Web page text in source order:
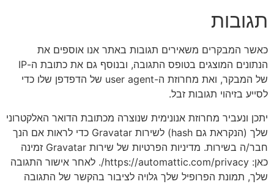
תגובות
כאשר המבקרים משאירים תגובות באתר אנו אוספים את
הנתונים המוצגים בטופס התגובה, ובנוסף גם את כתובת ה-IP
של המבקר, ואת מחרוזת ה-user agent של הדפדפן שלו כדי
לסייע בזיהוי תגובות זבל.
יתכן ונעביר מחרוזת אנונימית שנוצרה מכתובת הדואר האלקטרוני
שלך (הנקראת גם hash) לשירות Gravatar כדי לראות אם הנך
חבר/ה בשירות. מדיניות הפרטיות של שירות Gravatar זמינה
כאן: https://automattic.com/privacy/. לאחר אישור התגובה
שלך, תמונת הפרופיל שלך גלויה לציבור בהקשר של התגובה